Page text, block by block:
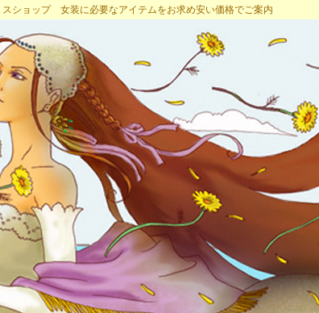
ショップ 女装に必要なアイテムをお求め安い価格でご案内